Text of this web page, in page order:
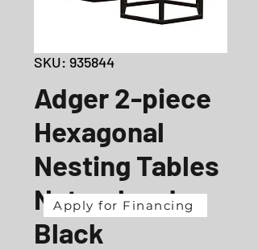
SKU: 935844
Adger 2-piece
Hexagonal
Nesting Tables
Natural and
Black
Apply for Financing